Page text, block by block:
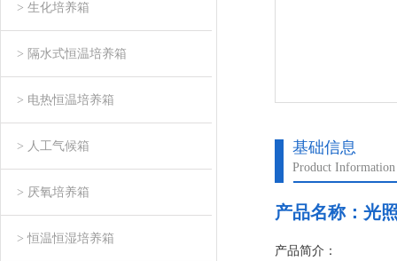
基础信息
Product Information
产品名称： 光
产品简介：
> 生化培养箱
> 隔水式恒温培养箱
> 电热恒温培养箱
> 人工气候箱
> 厌氧培养箱
> 恒温恒湿培养箱